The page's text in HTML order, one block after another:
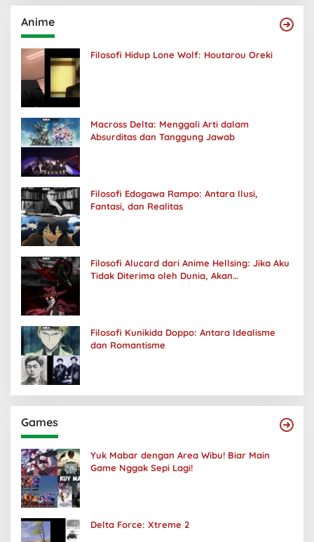
Anime
Filosofi Hidup Lone Wolf: Houtarou Oreki
Macross Delta: Menggali Arti dalam
Absurditas dan Tanggung Jawab
Filosofi Edogawa Rampo: Antara Ilusi,
Fantasi, dan Realitas
Filosofi Alucard dari Anime Hellsing: Jika Aku
Tidak Diterima oleh Dunia, Akan
Filosofi Kunikida Doppo: Antara Idealisme
dan Romantisme
Games
Yuk Mabar dengan Area Wibu! Biar Main
Game Nggak Sepi Lagi!
Delta Force: Xtreme 2